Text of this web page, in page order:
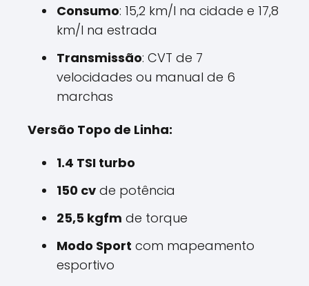
Consumo: 15,2 km/l na cidade e 17,8
km/l na estrada
Transmissão: CVT de 7
velocidades ou manual de 6
marchas
Versão Topo de Linha:
1.4 TSI turbo
150 cv de potência
25,5 kgfm de torque
Modo Sport com mapeamento
esportivo